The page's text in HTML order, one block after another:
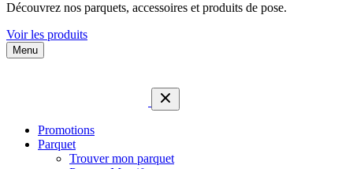
Découvrez nos parquets, accessoires et produits de pose.
Voir les produits
Menu
Promotions
Parquet
Trouver mon parquet